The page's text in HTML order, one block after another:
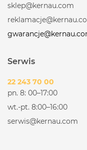
sklep@kernau.com
Serwis
22 243 70 00
pn. 8: 00–17:00
wt.-pt. 8:00–16:00
serwis@kernau.com